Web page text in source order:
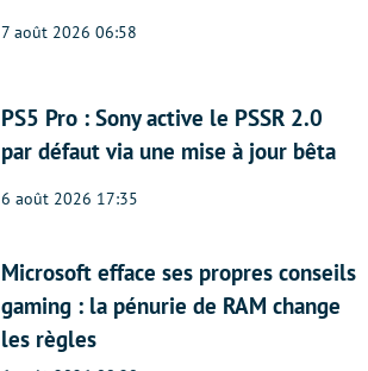
7 août 2026 06:58
PS5 Pro : Sony active le PSSR 2.0
par défaut via une mise à jour bêta
6 août 2026 17:35
Microsoft efface ses propres conseils
gaming : la pénurie de RAM change
les règles